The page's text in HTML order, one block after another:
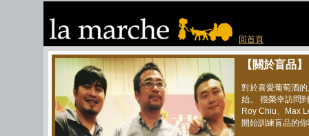
回首頁
【關於盲品
對於喜愛葡萄酒
始。 很榮幸訪問
Roy Chiu、Max
開始訓練盲品的你